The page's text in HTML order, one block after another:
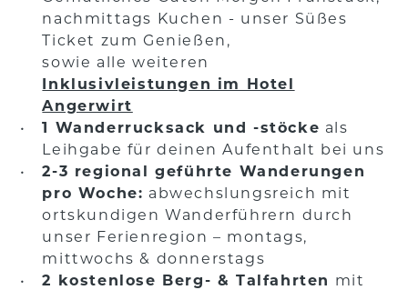
nachmittags Kuchen - unser Süßes
Ticket zum Genießen,
sowie alle weiteren
Inklusivleistungen im Hotel
Angerwirt
1 Wanderrucksack und -stöcke als
Leihgabe für deinen Aufenthalt bei uns
2-3 regional geführte Wanderungen
pro Woche: abwechslungsreich mit
ortskundigen Wanderführern durch
unser Ferienregion – montags,
mittwochs & donnerstags
2 kostenlose Berg- & Talfahrten mit